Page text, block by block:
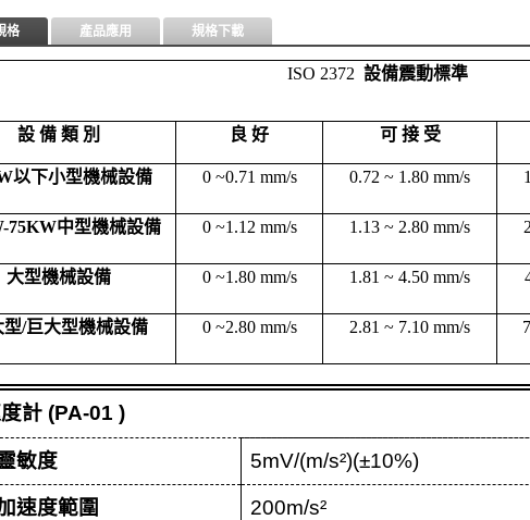
格 產品應用 規格下載
ISO 2372 設備震動標準
設 備 類 別 良 好 可 接 受
以下小型機械設備 0 ~0.71 mm/s 0.72 ~ 1.80 mm/s
75KW中型機械設備 0 ~1.12 mm/s 1.13 ~ 2.80 mm/s
大型機械設備 0 ~1.80 mm/s 1.81 ~ 4.50 mm/s
型/巨大型機械設備 0 ~2.80 mm/s 2.81 ~ 7.10 mm/s
計 (PA-01 )
敏度 5mV/(m/s²)(±10%)
速度範圍 200m/s²